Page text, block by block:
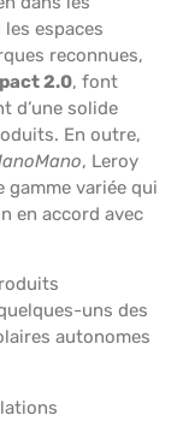
espaces
reconnues,
2.0, font
d’une solide
En outre,
, Leroy
gamme variée qui
en accord avec
uns des
autonomes